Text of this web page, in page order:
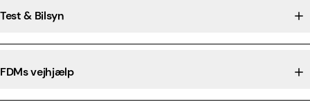
Test & Bilsyn
FDMs vejhjælp